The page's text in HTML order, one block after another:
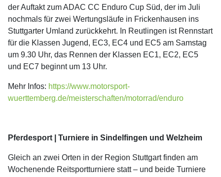
der Auftakt zum ADAC CC Enduro Cup Süd, der im Juli
nochmals für zwei Wertungsläufe in Frickenhausen ins
Stuttgarter Umland zurückkehrt. In Reutlingen ist Rennstart
für die Klassen Jugend, EC3, EC4 und EC5 am Samstag
um 9.30 Uhr, das Rennen der Klassen EC1, EC2, EC5
und EC7 beginnt um 13 Uhr.
Mehr Infos: https://www.motorsport-
wuerttemberg.de/meisterschaften/motorrad/enduro
Pferdesport | Turniere in Sindelfingen und Welzheim
Gleich an zwei Orten in der Region Stuttgart finden am
Wochenende Reitsportturniere statt – und beide Turniere